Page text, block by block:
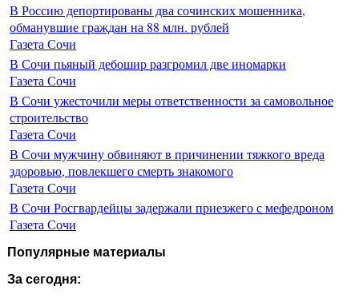
В Россию депортированы два сочинских мошенника,
обманувшие граждан на 88 млн. рублей
Газета Сочи
В Сочи пьяный дебошир разгромил две иномарки
Газета Сочи
В Сочи ужесточили меры ответственности за самовольное
строительство
Газета Сочи
В Сочи мужчину обвиняют в причинении тяжкого вреда
здоровью, повлекшего смерть знакомого
Газета Сочи
В Сочи Росгвардейцы задержали приезжего с мефедроном
Газета Сочи
Популярные материалы
За сегодня: